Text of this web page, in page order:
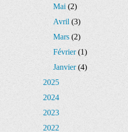
Mai(2)
Avril(3)
Mars(2)
Février(1)
Janvier(4)
2025
2024
2023
2022